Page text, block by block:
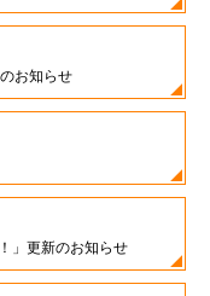
お知らせ
」更新のお知らせ